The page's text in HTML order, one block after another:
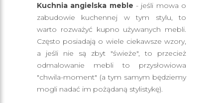
Kuchnia angielska meble - jeśli mowa o
zabudowie kuchennej w tym stylu, to
warto rozważyć kupno używanych mebli.
Często posiadają o wiele ciekawsze wzory,
a jeśli nie są zbyt "świeże", to przecież
odmalowanie mebli to przysłowiowa
"chwila-moment" (a tym samym będziemy
mogli nadać im pożądaną stylistykę).